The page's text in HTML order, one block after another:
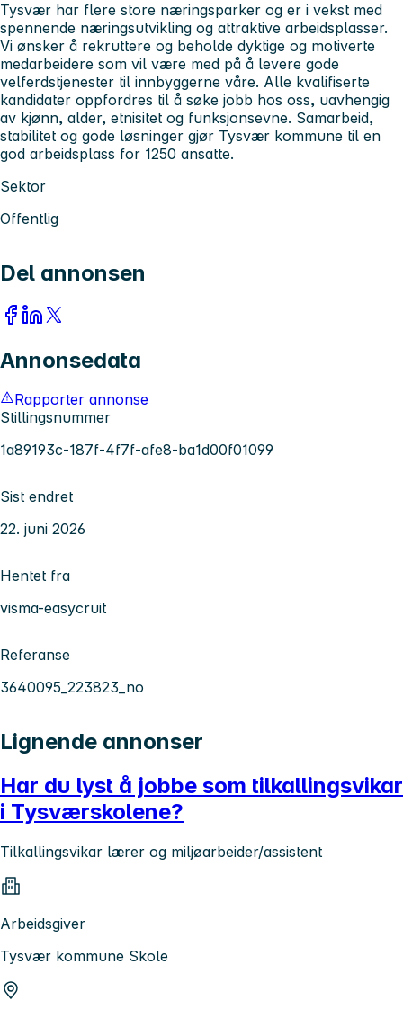
Tysvær har flere store næringsparker og er i vekst med
spennende næringsutvikling og attraktive arbeidsplasser.
Vi ønsker å rekruttere og beholde dyktige og motiverte
medarbeidere som vil være med på å levere gode
velferdstjenester til innbyggerne våre. Alle kvalifiserte
kandidater oppfordres til å søke jobb hos oss, uavhengig
av kjønn, alder, etnisitet og funksjonsevne. Samarbeid,
stabilitet og gode løsninger gjør Tysvær kommune til en
god arbeidsplass for 1250 ansatte.
Sektor
Offentlig
Del annonsen
Annonsedata
Rapporter annonse
Stillingsnummer
1a89193c-187f-4f7f-afe8-ba1d00f01099
Sist endret
22. juni 2026
Hentet fra
visma-easycruit
Referanse
3640095_223823_no
Lignende annonser
Har du lyst å jobbe som tilkallingsvikar
i Tysværskolene?
Tilkallingsvikar lærer og miljøarbeider/assistent
Arbeidsgiver
Tysvær kommune Skole